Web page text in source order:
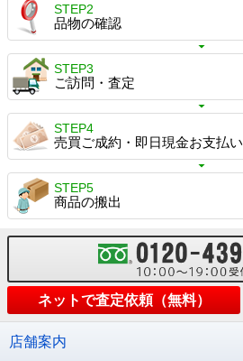
STEP2
品物の確認
STEP3
ご訪問・査定
STEP4
売買ご成約・即日現金お支払い
STEP5
商品の搬出
ネットで査定依頼（無料）
店舗案内